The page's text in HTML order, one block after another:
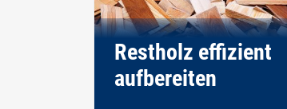
Restholz effizient
aufbereiten